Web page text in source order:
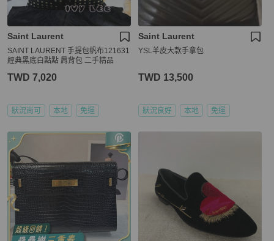
Saint Laurent
SAINT LAURENT 手提包帆布121631
經典黑底白點點 肩背包 二手精品
TWD 7,020
狀況尚可 本地 免運
Saint Laurent
YSL羊皮大款手拿包
TWD 13,500
狀況良好 本地 免運